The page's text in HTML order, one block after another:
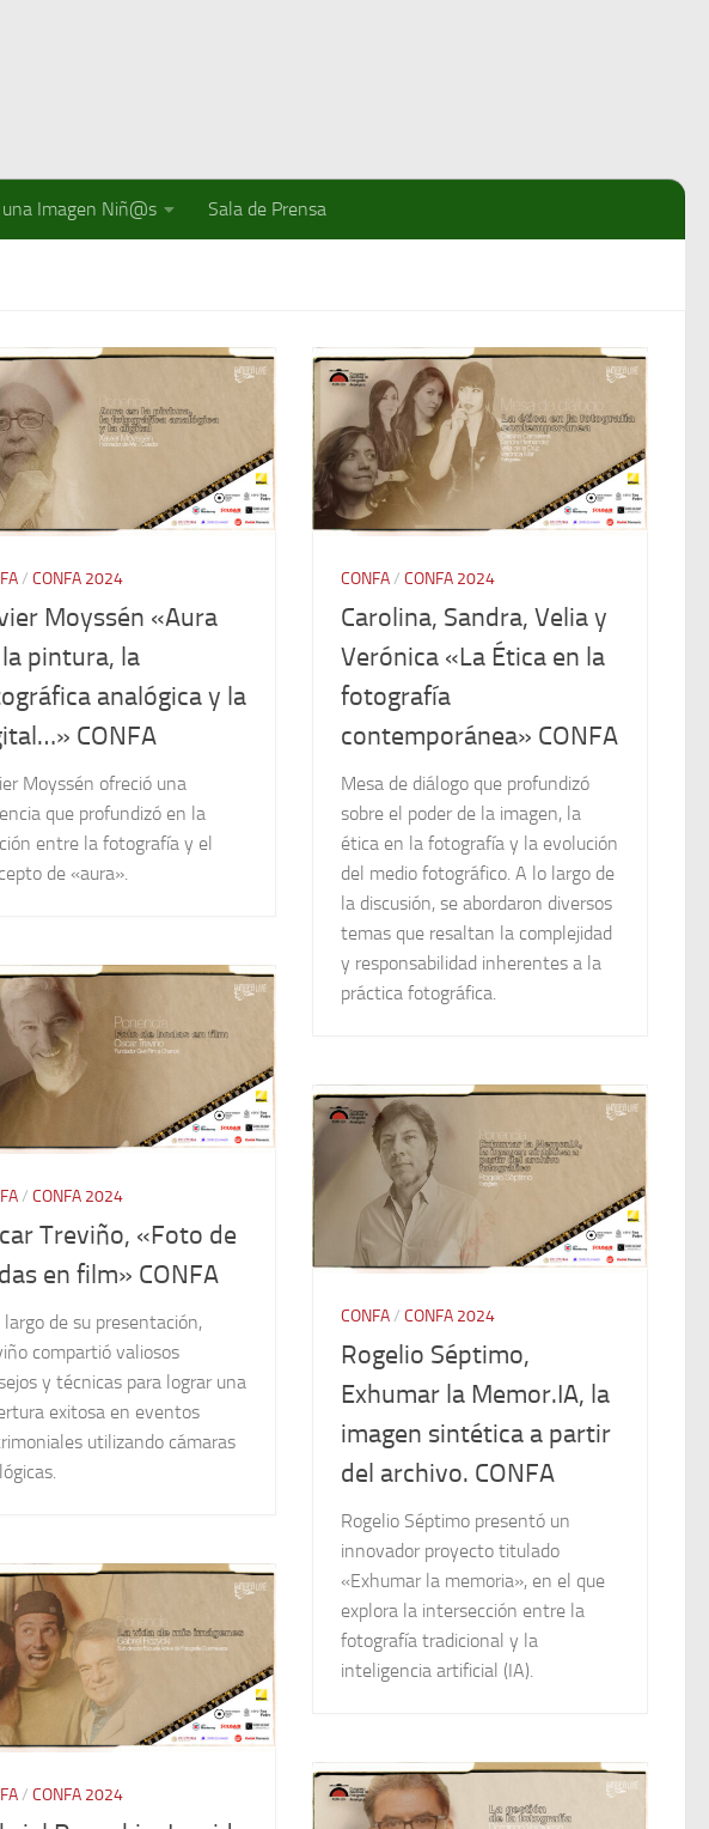
Imagen Niñ@s Sala de Prensa
/CONFA 2024
Moyssén «Aura
pintura, la
analógica y la
CONFA
Moyssén ofreció una
que profundizó en la
entre la fotografía y el
de «aura».
CONFA/CONFA 2024
Carolina, Sandra, Velia y
Verónica «La Ética en la
fotografía
contemporánea» CONFA
Mesa de diálogo que profundizó
sobre el poder de la imagen, la
ética en la fotografía y la evolución
del medio fotográfico. A lo largo de
la discusión, se abordaron diversos
temas que resaltan la complejidad
y responsabilidad inherentes a la
práctica fotográfica.
/CONFA 2024
Treviño, «Foto de
en film» CONFA
de su presentación,
compartió valiosos
y técnicas para lograr una
exitosa en eventos
utilizando cámaras
CONFA/CONFA 2024
Rogelio Séptimo,
Exhumar la Memor.IA, la
imagen sintética a partir
del archivo. CONFA
Rogelio Séptimo presentó un
innovador proyecto titulado
«Exhumar la memoria», en el que
explora la intersección entre la
fotografía tradicional y la
inteligencia artificial (IA).
/CONFA 2024